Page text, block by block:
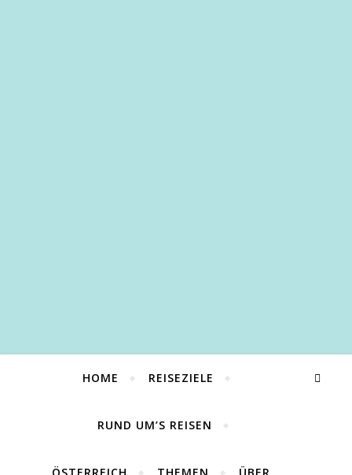
HOME REISEZIELE
RUND UM’S REISEN